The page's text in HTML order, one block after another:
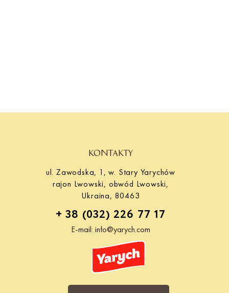
KONTAKTY
ul. Zawodska, 1, w. Stary Yarychów
rajon Lwowski, obwód Lwowski,
Ukraina, 80463
+ 38 (032) 226 77 17
E-mail: info@yarych.com